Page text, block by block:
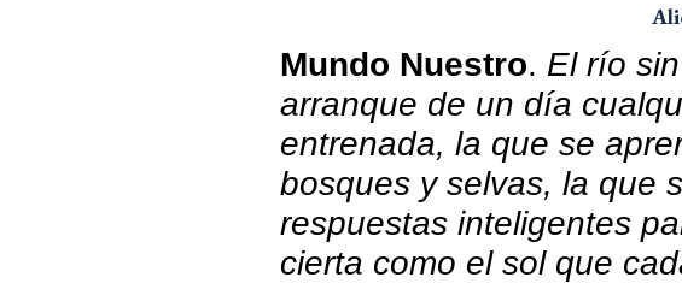
Mundo Nuestro. El río
arranque de un día
entrenada, la que se
bosques y selvas, la que
respuestas inteligentes
cierta como el sol que